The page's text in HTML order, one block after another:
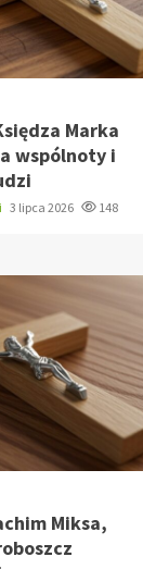
Marka
wspólnoty i
3 lipca 2026 148
Miksa,